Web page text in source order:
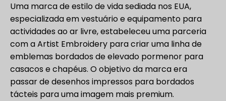
Uma marca de estilo de vida sediada nos EUA,
especializada em vestuário e equipamento para
actividades ao ar livre, estabeleceu uma parceria
com a Artist Embroidery para criar uma linha de
emblemas bordados de elevado pormenor para
casacos e chapéus. O objetivo da marca era
passar de desenhos impressos para bordados
tácteis para uma imagem mais premium.